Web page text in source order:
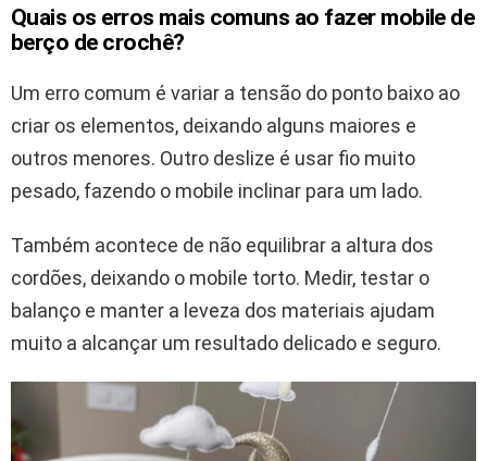
Quais os erros mais comuns ao fazer mobile de
berço de crochê?
Um erro comum é variar a tensão do ponto baixo ao
criar os elementos, deixando alguns maiores e
outros menores. Outro deslize é usar fio muito
pesado, fazendo o mobile inclinar para um lado.
Também acontece de não equilibrar a altura dos
cordões, deixando o mobile torto. Medir, testar o
balanço e manter a leveza dos materiais ajudam
muito a alcançar um resultado delicado e seguro.